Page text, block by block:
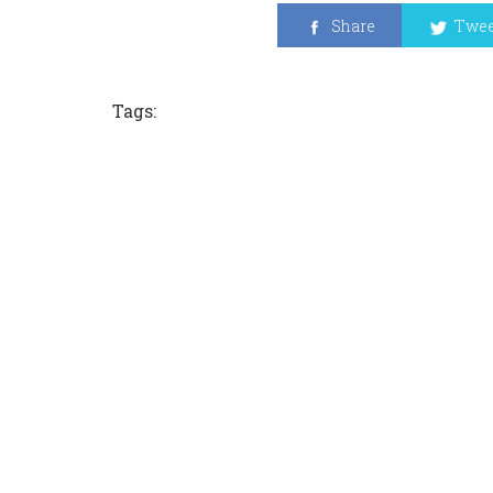
Share
Tags: